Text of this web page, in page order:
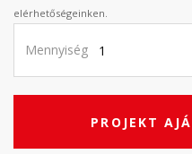
elérhetőségeinken.
Mennyiség
PROJEKT